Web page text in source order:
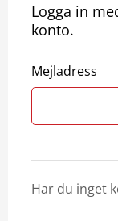
Logga in
konto.
Mejladress
Har du inget